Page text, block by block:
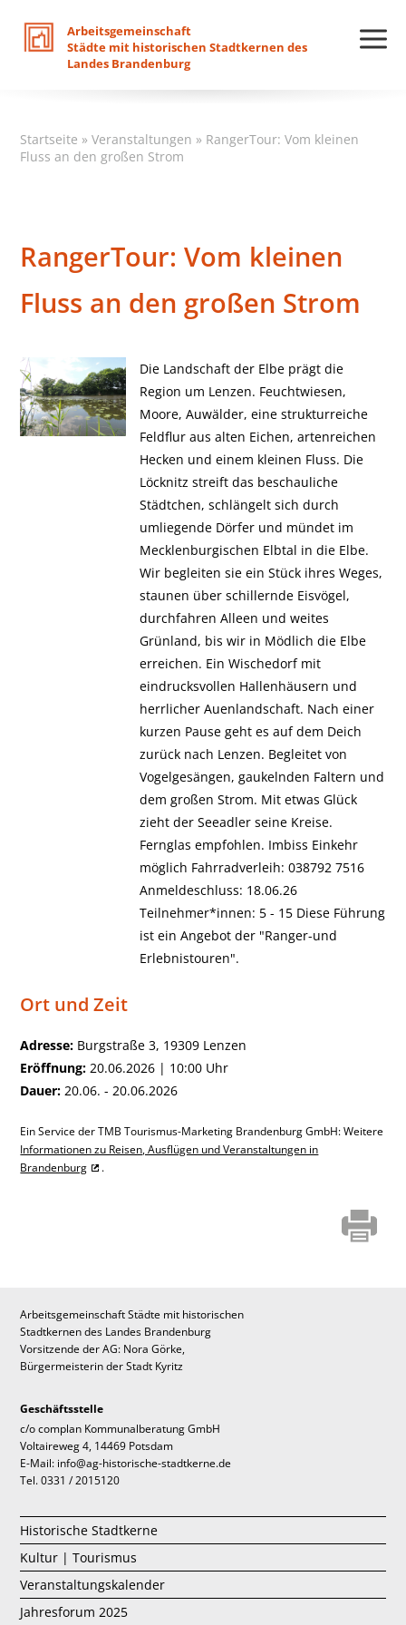
Arbeitsgemeinschaft
Städte mit historischen Stadtkernen des
Landes Brandenburg
Startseite »Veranstaltungen » RangerTour: Vom kleinen
Fluss an den großen Strom
RangerTour: Vom kleinen
Fluss an den großen Strom
Die Landschaft der Elbe prägt die
Region um Lenzen. Feuchtwiesen,
Moore, Auwälder, eine strukturreiche
Feldflur aus alten Eichen, artenreichen
Hecken und einem kleinen Fluss. Die
Löcknitz streift das beschauliche
Städtchen, schlängelt sich durch
umliegende Dörfer und mündet im
Mecklenburgischen Elbtal in die Elbe.
Wir begleiten sie ein Stück ihres Weges,
staunen über schillernde Eisvögel,
durchfahren Alleen und weites
Grünland, bis wir in Mödlich die Elbe
erreichen. Ein Wischedorf mit
eindrucksvollen Hallenhäusern und
herrlicher Auenlandschaft. Nach einer
kurzen Pause geht es auf dem Deich
zurück nach Lenzen. Begleitet von
Vogelgesängen, gaukelnden Faltern und
dem großen Strom. Mit etwas Glück
zieht der Seeadler seine Kreise.
Fernglas empfohlen. Imbiss Einkehr
möglich Fahrradverleih: 038792 7516
Anmeldeschluss: 18.06.26
Teilnehmer*innen: 5 - 15 Diese Führung
ist ein Angebot der "Ranger-und
Erlebnistouren".
Ort und Zeit
Adresse: Burgstraße 3, 19309 Lenzen
Eröffnung: 20.06.2026 | 10:00 Uhr
Dauer: 20.06. - 20.06.2026
Ein Service der TMB Tourismus-Marketing Brandenburg GmbH: Weitere
Informationen zu Reisen, Ausflügen und Veranstaltungen in
Brandenburg
.
Arbeitsgemeinschaft Städte mit historischen
Stadtkernen des Landes Brandenburg
Vorsitzende der AG: Nora Görke,
Bürgermeisterin der Stadt Kyritz
Geschäftsstelle
c/o complan Kommunalberatung GmbH
Voltaireweg 4, 14469 Potsdam
E-Mail: info@ag-historische-stadtkerne.de
Tel. 0331 / 2015120
Historische Stadtkerne
Kultur | Tourismus
Veranstaltungskalender
Jahresforum 2025